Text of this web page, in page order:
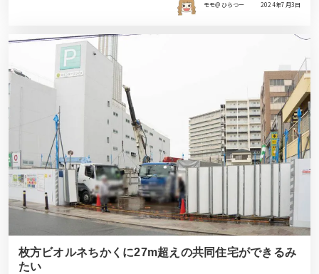
モモ＠ひらつー 2024年7月3日
枚方ビオルネちかくに27m超えの共同住宅ができるみ
たい